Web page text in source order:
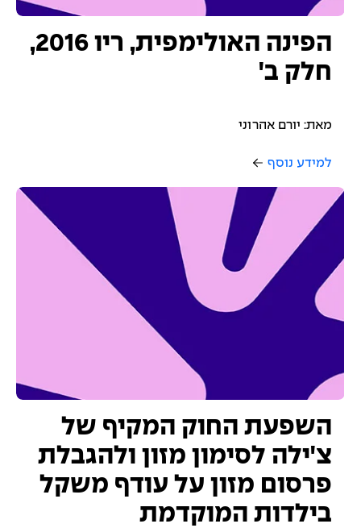
הפינה האולימפית, ריו 2016,
חלק ב'
מאת: יורם אהרוני
למידע נוסף
השפעת החוק המקיף של
צ'ילה לסימון מזון ולהגבלת
פרסום מזון על עודף משקל
בילדות המוקדמת